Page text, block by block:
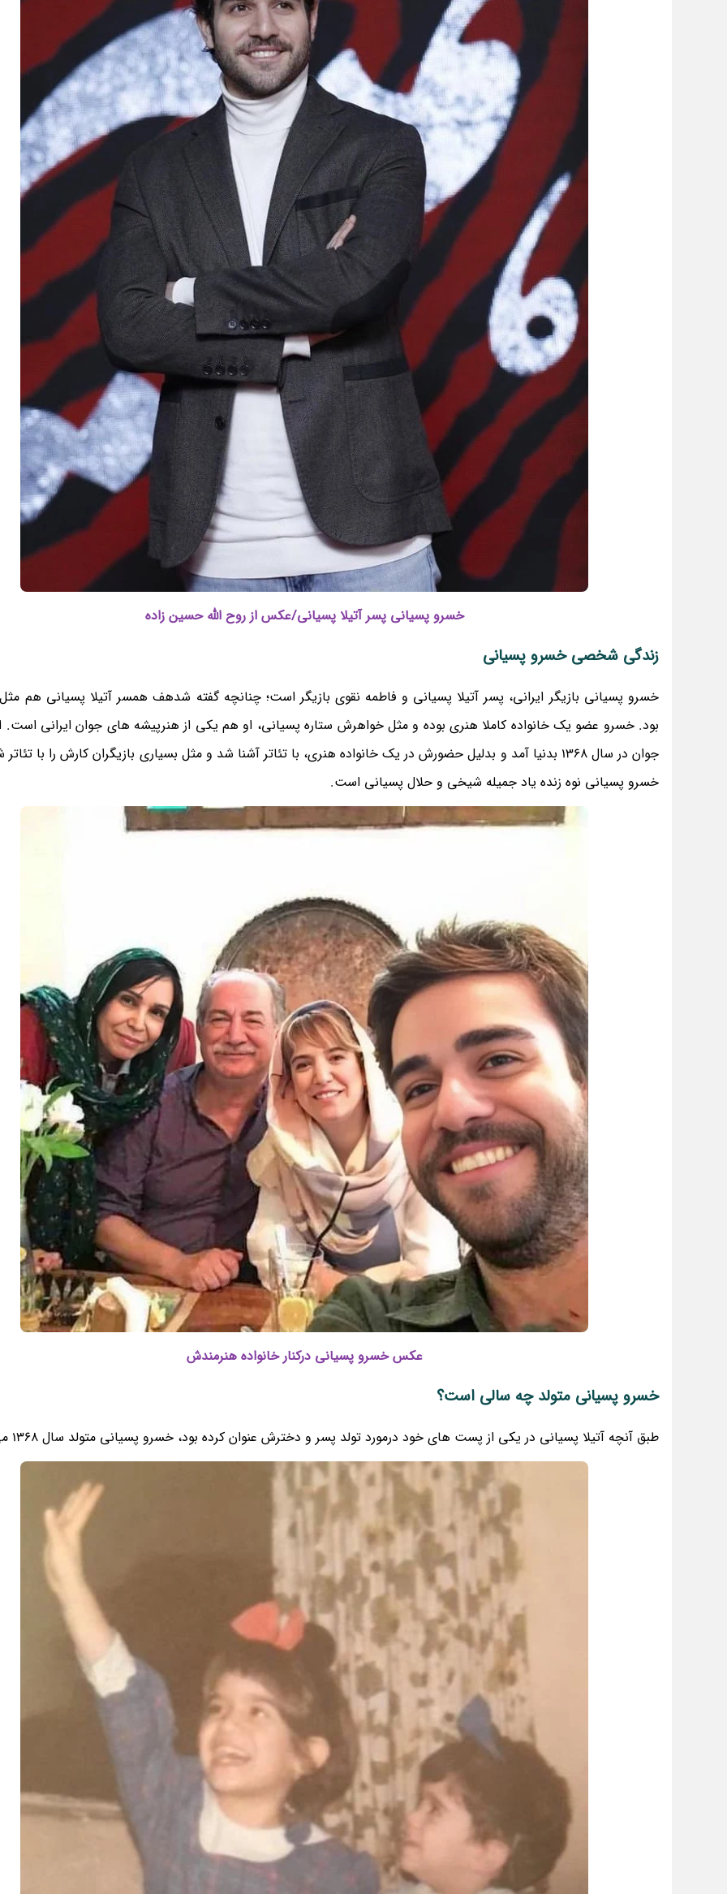
خسرو پسیانی پسر آتیلا پسیانی/عکس از روح الله حسین زاده
زندگی شخصی خسرو پسیانی
خسرو پسیانی بازیگر ایرانی، پسر آتیلا پسیانی و فاطمه نقوی بازیگر است؛ چنانچه گفته شدهف همسر آتیلا پسیانی هم مثل
بود. خسرو عضو یک خانواده کاملا هنری بوده و مثل خواهرش ستاره پسیانی، او هم یکی از هنرپیشه های جوان ایرانی است.
جوان در سال 1368 بدنیا آمد و بدلیل حضورش در یک خانواده هنری، با تئاتر آشنا شد و مثل بسیاری بازیگران کارش را با
خسرو پسیانی نوه زنده یاد جمیله شیخی و حلال پسیانی است.
عکس خسرو پسیانی درکنار خانواده هنرمندش
خسرو پسیانی متولد چه سالی است؟
طبق آنچه آتیلا پسیانی در یکی از پست های خود درمورد تولد پسر و دخترش عنوان کرده بود، خسرو پسیانی متولد سال 1368 می باشد.